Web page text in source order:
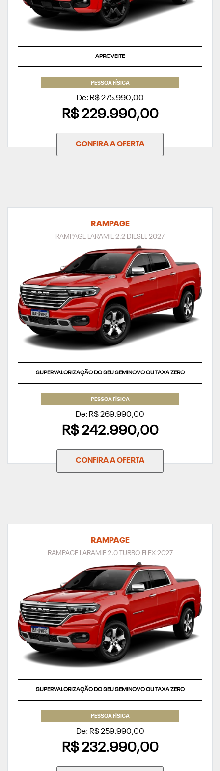
APROVEITE
PESSOA FÍSICA
De: R$ 275.990,00
R$ 229.990,00
CONFIRA A OFERTA
RAMPAGE
RAMPAGE LARAMIE 2.2 DIESEL 2027
SUPERVALORIZAÇÃO DO SEU SEMINOVO OU TAXA ZERO
PESSOA FÍSICA
De: R$ 269.990,00
R$ 242.990,00
CONFIRA A OFERTA
RAMPAGE
RAMPAGE LARAMIE 2.0 TURBO FLEX 2027
SUPERVALORIZAÇÃO DO SEU SEMINOVO OU TAXA ZERO
PESSOA FÍSICA
De: R$ 259.990,00
R$ 232.990,00